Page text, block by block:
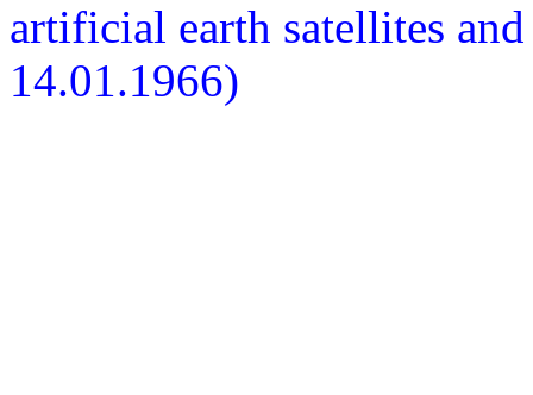
artificial earth satellites
14.01.1966)